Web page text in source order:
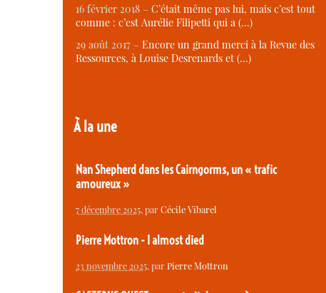
16 février 2018 – C’était même pas lui, mais c’est tout
comme : c’est Aurélie Filipetti qui a (…)
29 août 2017 – Encore un grand merci à la Revue des
Ressources, à Louise Desrenards et (…)
À la une
Nan Shepherd dans les Cairngorms, un « trafic
amoureux »
7 décembre 2025, parCécile Vibarel
Pierre Mottron - I almost died
23 novembre 2025, parPierre Mottron